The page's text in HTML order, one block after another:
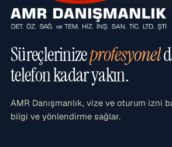
Süreçlerinizeprofesyonel
telefon kadar yakın.
AMR Danışmanlık, vize ve oturum izni
bilgi ve yönlendirme sağlar.